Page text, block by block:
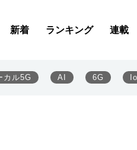
新着 ランキング 連載
カル5G AI 6G